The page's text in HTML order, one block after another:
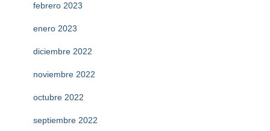
febrero 2023
enero 2023
diciembre 2022
noviembre 2022
octubre 2022
septiembre 2022